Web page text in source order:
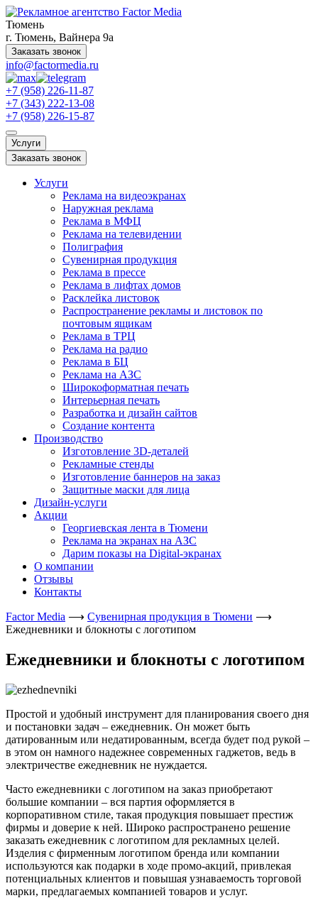
Тюмень
г. Тюмень, Вайнера 9а
Заказать звонок
info@factormedia.ru
+7 (958) 226-11-87
+7 (343) 222-13-08
+7 (958) 226-15-87
Услуги
Заказать звонок
Услуги
Реклама на видеоэкранах
Наружная реклама
Реклама в МФЦ
Реклама на телевидении
Полиграфия
Сувенирная продукция
Реклама в прессе
Реклама в лифтах домов
Расклейка листовок
Распространение рекламы и листовок по
почтовым ящикам
Реклама в ТРЦ
Реклама на радио
Реклама в БЦ
Реклама на АЗС
Широкоформатная печать
Интерьерная печать
Разработка и дизайн сайтов
Создание контента
Производство
Изготовление 3D-деталей
Рекламные стенды
Изготовление баннеров на заказ
Защитные маски для лица
Дизайн-услуги
Акции
Георгиевская лента в Тюмени
Реклама на экранах на АЗС
Дарим показы на Digital-экранах
О компании
Отзывы
Контакты
Factor Media ⟶ Сувенирная продукция в Тюмени ⟶
Ежедневники и блокноты с логотипом
Ежедневники и блокноты с логотипом
Простой и удобный инструмент для планирования своего дня
и постановки задач – ежедневник. Он может быть
датированным или недатированным, всегда будет под рукой –
в этом он намного надежнее современных гаджетов, ведь в
электричестве ежедневник не нуждается.
Часто ежедневники с логотипом на заказ приобретают
большие компании – вся партия оформляется в
корпоративном стиле, такая продукция повышает престиж
фирмы и доверие к ней. Широко распространено решение
заказать ежедневник с логотипом для рекламных целей.
Изделия с фирменным логотипом бренда или компании
используются как подарки в ходе промо-акций, привлекая
потенциальных клиентов и повышая узнаваемость торговой
марки, предлагаемых компанией товаров и услуг.